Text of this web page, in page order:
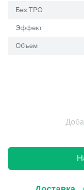
Без ТРО
Эффект
Объем